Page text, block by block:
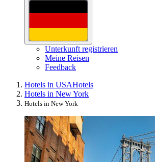
Unterkunft registrieren
Meine Reisen
Feedback
Hotels in USAHotels
Hotels in New York
Hotels in New York